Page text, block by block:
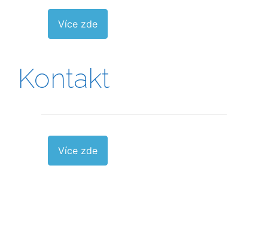
Více zde
Kontakt
Více zde